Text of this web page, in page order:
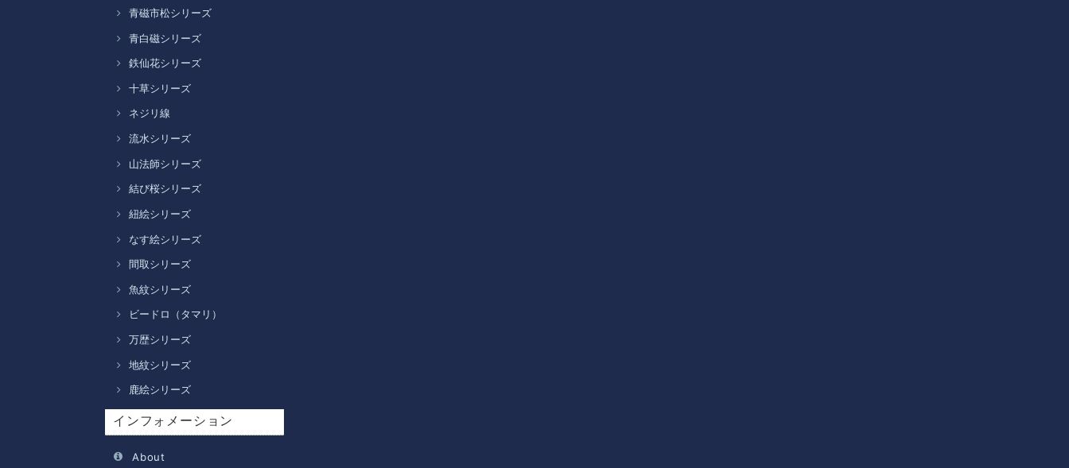
青磁市松シリーズ
青白磁シリーズ
鉄仙花シリーズ
十草シリーズ
ネジリ線
流水シリーズ
山法師シリーズ
結び桜シリーズ
紐絵シリーズ
なす絵シリーズ
間取シリーズ
魚紋シリーズ
ビードロ（タマリ）
万歴シリーズ
地紋シリーズ
鹿絵シリーズ
インフォメーション
About